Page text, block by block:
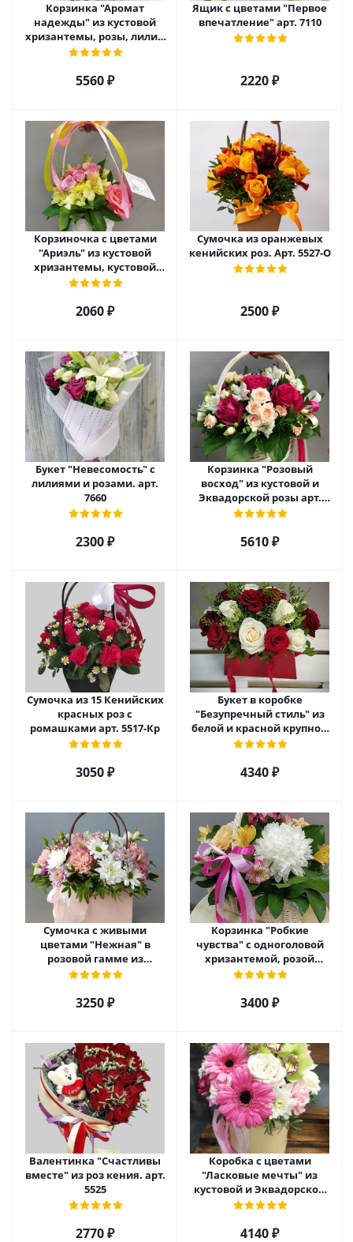
Корзинка "Аромат
надежды" из кустовой
хризантемы, розы, лилий
и эустомы. арт. 7751
5560 ₽
Ящик с цветами "Первое
впечатление" арт. 7110
2220 ₽
Корзиночка с цветами
"Ариэль" из кустовой
хризантемы, кустовой
розы и альстромерии арт.
2060 ₽
Сумочка из оранжевых
кенийских роз. Арт. 5527-О
2500 ₽
Букет "Невесомость" с
лилиями и розами. арт.
7660
2300 ₽
Корзинка "Розовый
восход" из кустовой и
Эквадорской розы арт.
5520
5610 ₽
Сумочка из 15 Кенийских
красных роз с
ромашками арт. 5517-Кр
3050 ₽
Букет в коробке
"Безупречный стиль" из
белой и красной крупной
розы Эквадор. арт. 5515
4340 ₽
Сумочка с живыми
цветами "Нежная" в
розовой гамме из
кустовой хризантемы,
3250 ₽
Корзинка "Робкие
чувства" с одноголовой
хризантемой, розой
Эквадор и альстромерией
3400 ₽
Валентинка "Счастливы
вместе" из роз кения. арт.
5525
2770 ₽
Коробка с цветами
"Ласковые мечты" из
кустовой и Эквадорской
розы, орхидеи и гербер
4140 ₽